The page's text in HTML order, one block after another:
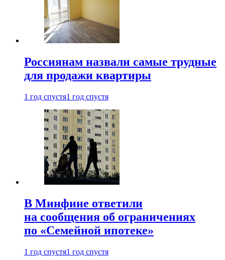
Россиянам назвали самые трудные
для продажи квартиры
1 год спустя1 год спустя
В Минфине ответили
на сообщения об ограничениях
по «Семейной ипотеке»
1 год спустя1 год спустя